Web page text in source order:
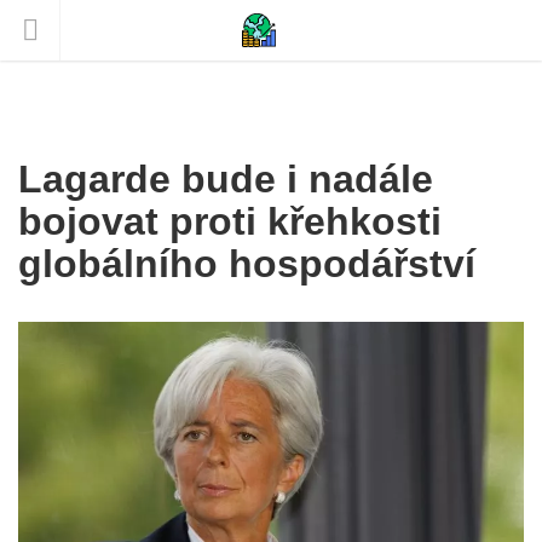
Lagarde bude i nadále
bojovat proti křehkosti
globálního hospodářství